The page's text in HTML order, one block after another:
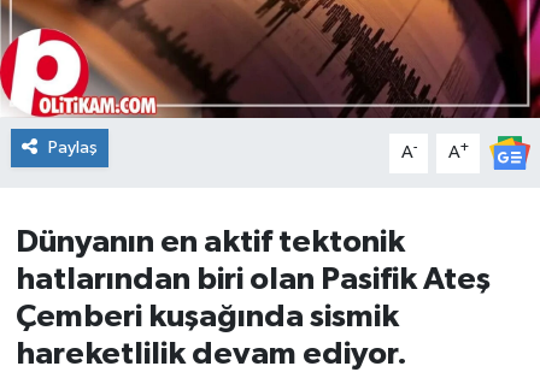
Paylaş A- A+
Dünyanın en aktif tektonik
hatlarından biri olan Pasifik Ateş
Çemberi kuşağında sismik
hareketlilik devam ediyor.
Edremit
EĞİTİM
EKONOMİ
Gömeç
Gönen